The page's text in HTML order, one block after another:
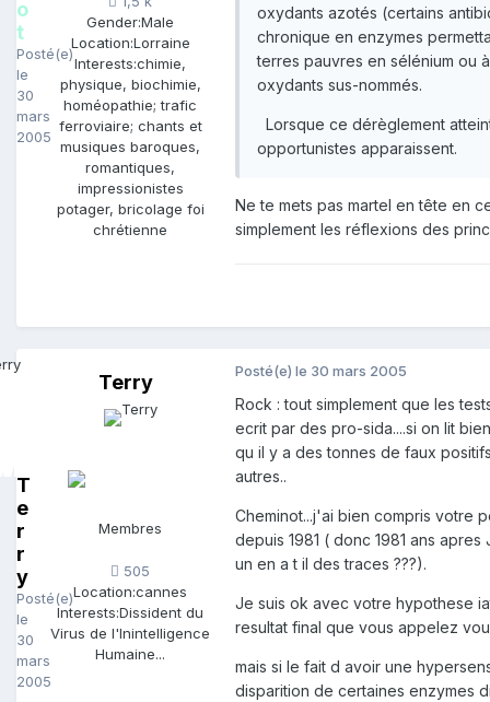
o
t
Posté(e)
le
30
mars
2005
Gender:Male
Location:Lorraine
Interests:chimie,
physique, biochimie,
homéopathie; trafic
ferroviaire; chants et
musiques baroques,
romantiques,
impressionistes
potager, bricolage foi
chrétienne
oxydants azotés (certains
chronique en enzymes
terres pauvres en sélénium ou
oxydants sus-nommés.
Lorsque ce dérèglement
opportunistes apparaissent.
Ne te mets pas martel en tête en
simplement les réflexions des
T
e
r
r
y
Posté(e)
le
30
mars
2005
Terry
Membres
505
Location:cannes
Interests:Dissident du
Virus de l'Inintelligence
Humaine...
Posté(e) le 30 mars 2005
Rock : tout simplement que les
ecrit par des pro-sida....si on lit
qu il y a des tonnes de faux
autres..
Cheminot...j'ai bien compris votre
depuis 1981 ( donc 1981 ans
un en a t il des traces ???).
Je suis ok avec votre hypothese
resultat final que vous appelez
mais si le fait d avoir une
disparition de certaines enzymes